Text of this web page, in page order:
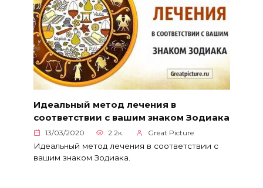
Идеальный метод лечения в
соответствии с вашим знаком Зодиака
13/03/2020 2.2к. Great Picture
Идеальный метод лечения в соответствии с
вашим знаком Зодиака.